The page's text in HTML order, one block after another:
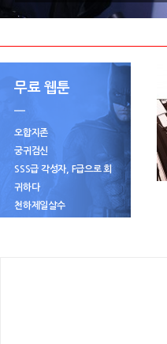
무료 웹툰
오합지존
궁귀검신
SSS급 각성자, F급으로 회
귀하다
천하제일살수